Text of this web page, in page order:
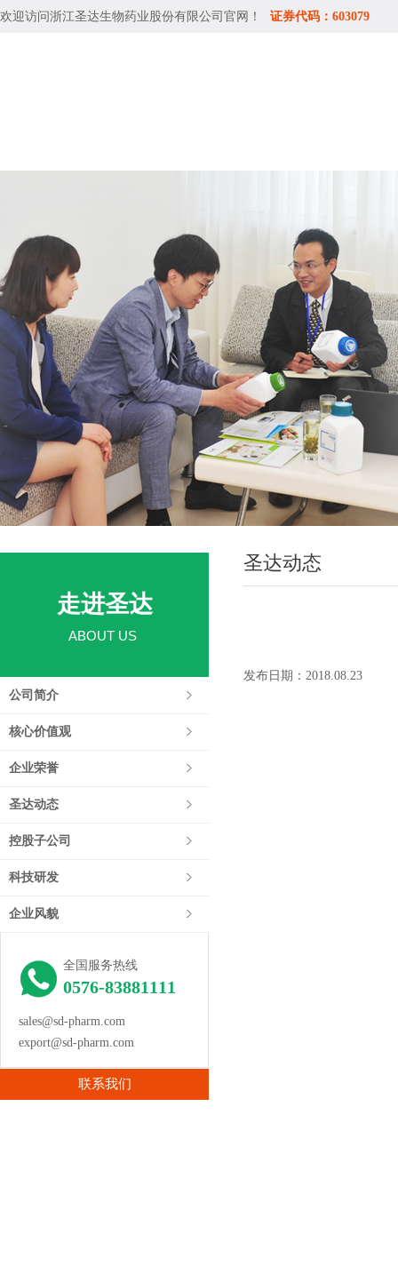
欢迎访问浙江圣达生物药业股份有限公司 官网！ 证券代码：603079
走进圣达
ABOUT US
公司简介
核心价值观
企业荣誉
圣达动态
控股子公司
科技研发
企业风貌
全国服务热线
0576-83881111
sales@sd-pharm.com
export@sd-pharm.com
联系我们
圣达动态
发布日期：2018.08.23